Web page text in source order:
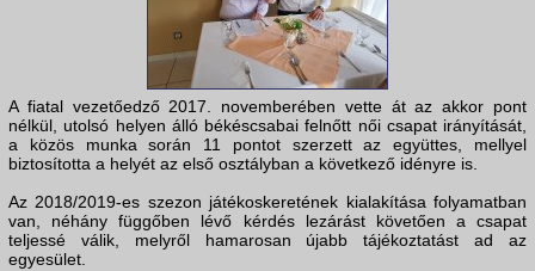
A fiatal vezetőedző 2017. novemberében vette át az akkor pont
nélkül, utolsó helyen álló békéscsabai felnőtt női csapat irányítását,
a közös munka során 11 pontot szerzett az együttes, mellyel
biztosította a helyét az első osztályban a következő idényre is.
Az 2018/2019-es szezon játékoskeretének kialakítása folyamatban
van, néhány függőben lévő kérdés lezárást követően a csapat
teljessé válik, melyről hamarosan újabb tájékoztatást ad az
egyesület.